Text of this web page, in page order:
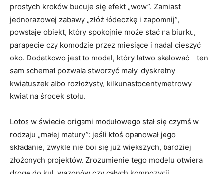
prostych kroków buduje się efekt „wow”. Zamiast
jednorazowej zabawy „złóż łódeczkę i zapomnij”,
powstaje obiekt, który spokojnie może stać na biurku,
parapecie czy komodzie przez miesiące i nadal cieszyć
oko. Dodatkowo jest to model, który łatwo skalować – ten
sam schemat pozwala stworzyć mały, dyskretny
kwiatuszek albo rozłożysty, kilkunastocentymetrowy
kwiat na środek stołu.
Lotos w świecie origami modułowego stał się czymś w
rodzaju „małej matury”: jeśli ktoś opanował jego
składanie, zwykle nie boi się już większych, bardziej
złożonych projektów. Zrozumienie tego modelu otwiera